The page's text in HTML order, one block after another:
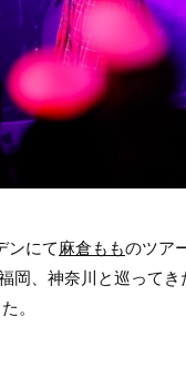
ンにて麻倉もものツア
岡、神奈川と巡って
。